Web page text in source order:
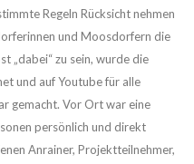
Regeln Rücksicht nehmen
und Moosdorfern die
„dabei“ zu sein, wurde die
und auf Youtube für alle
gemacht. Vor Ort war eine
persönlich und direkt
Anrainer, Projektteilnehmer,